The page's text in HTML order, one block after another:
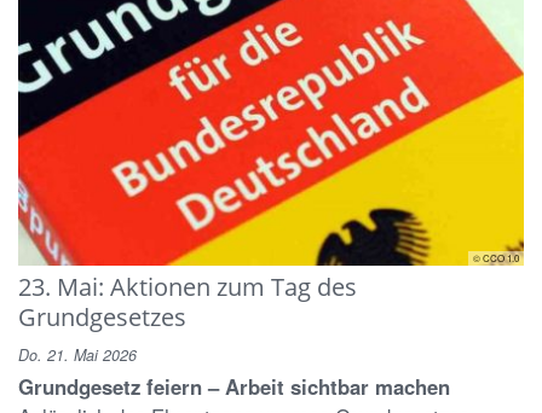
© CCO 1.0
23. Mai: Aktionen zum Tag des
Grundgesetzes
Do. 21. Mai 2026
Grundgesetz feiern – Arbeit sichtbar machen